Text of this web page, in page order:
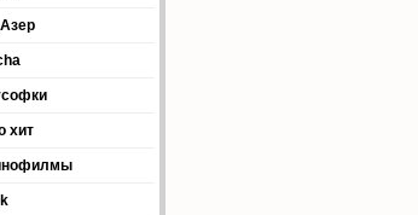
хит